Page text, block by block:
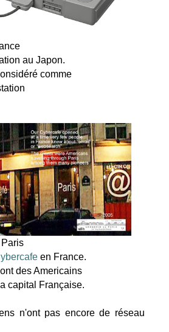
au Japon.
comme
en France.
des Americains
capital Française.
n'ont pas encore de réseau